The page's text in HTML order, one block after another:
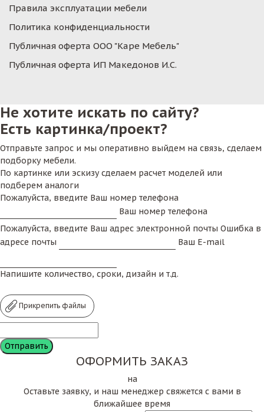
Правила эксплуатации мебели
Политика конфиденциальности
Публичная оферта ООО "Каре Мебель"
Публичная оферта ИП Македонов И.С.
Не хотите искать по сайту?
Есть картинка/проект?
Отправьте запрос и мы оперативно выйдем на связь, сделаем
подборку мебели.
По картинке или эскизу сделаем расчет моделей или
подберем аналоги
Пожалуйста, введите Ваш номер телефона
Ваш номер телефона
Пожалуйста, введите Ваш адрес электронной почты Ошибка в
адресе почты
Ваш E-mail
Напишите количество, сроки, дизайн и т.д.
Прикрепить файлы
ОФОРМИТЬ ЗАКАЗ
на
Оставьте заявку, и наш менеджер свяжется с вами в
ближайшее время